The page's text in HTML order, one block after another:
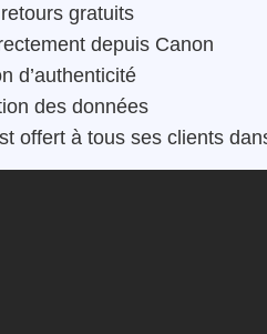
gratuits
depuis Canon
d’authenticité
des données
offert à tous ses clients